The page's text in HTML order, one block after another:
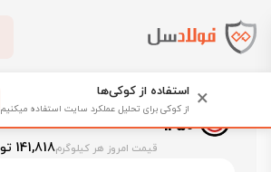
فولادسل
1250
قیمت امروز هر کیلوگرم141,818 تومان
× استفاده از کوکی‌ها
از کوکی برای تحلیل عملکرد سایت استفاده میکنیم